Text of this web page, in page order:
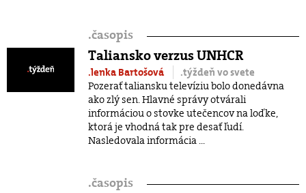
.časopis
Taliansko verzus UNHCR
.lenka Bartošová
.týždeň vo svete
Pozerať taliansku televíziu bolo donedávna
ako zlý sen. Hlavné správy otvárali
informáciou o stovke utečencov na loďke,
ktorá je vhodná tak pre desať ľudí.
Nasledovala informácia ...
.časopis